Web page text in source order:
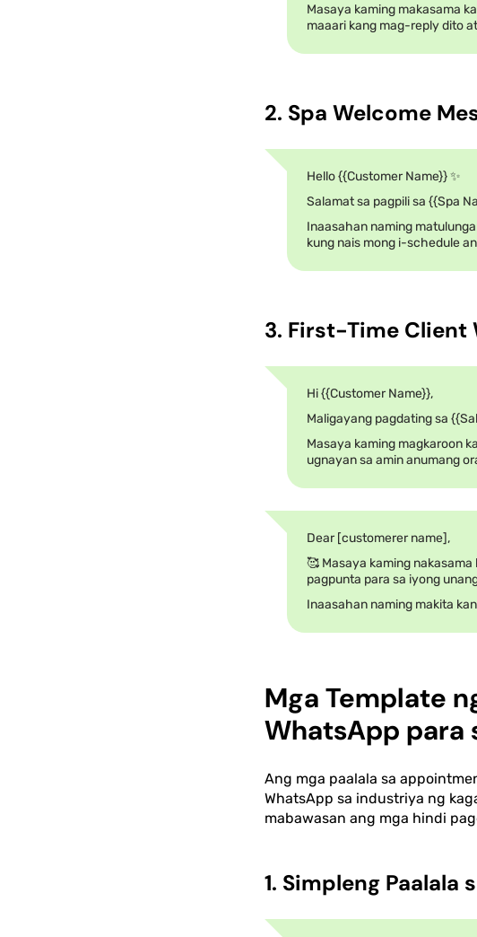
Masaya kaming makasama
maaari kang mag-reply dito
2. Spa Welcome
Hello {{Customer Name}} ✨
Salamat sa pagpili sa {{Spa
Inaasahan naming
kung nais mong i-schedule
3. First-Time Client
Hi {{Customer Name}},
Maligayang pagdating sa
Masaya kaming magkaroon
ugnayan sa amin anumang
Dear [customerer name],
🥰 Masaya kaming
pagpunta para sa iyong
Inaasahan naming makita
Mga Template
WhatsApp para
Ang mga paalala sa
WhatsApp sa industriya ng
mabawasan ang mga hindi
1. Simpleng